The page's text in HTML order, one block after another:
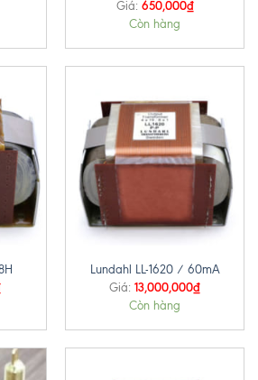
Giá: 650,000₫
Còn hàng
Lundahl LL-1620 / 60mA
Giá: 13,000,000₫
Còn hàng